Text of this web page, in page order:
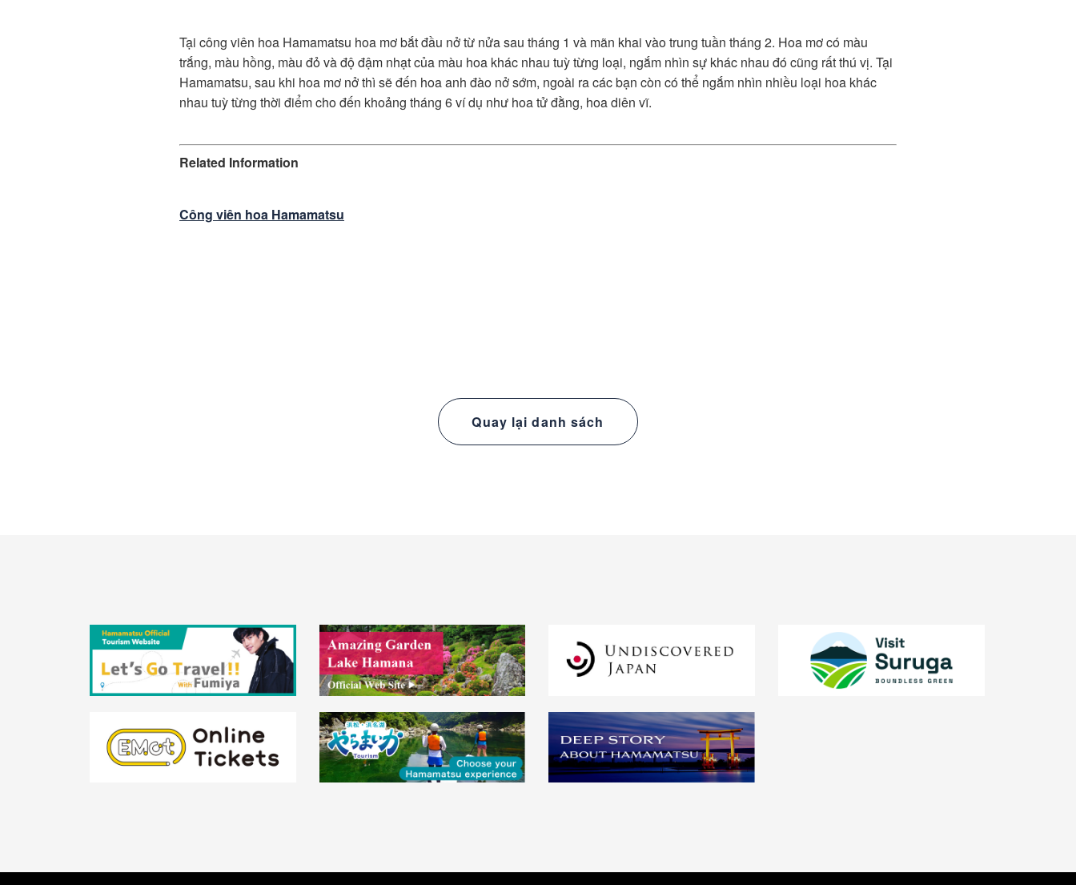
Tại công viên hoa Hamamatsu hoa mơ bắt đầu nở từ nửa sau tháng 1 và mãn khai vào trung tuần tháng 2. Hoa mơ có màu
trắng, màu hồng, màu đỏ và độ đậm nhạt của màu hoa khác nhau tuỳ từng loại, ngắm nhìn sự khác nhau đó cũng rất thú vị. Tại
Hamamatsu, sau khi hoa mơ nở thì sẽ đến hoa anh đào nở sớm, ngoài ra các bạn còn có thể ngắm nhìn nhiều loại hoa khác
nhau tuỳ từng thời điểm cho đến khoảng tháng 6 ví dụ như hoa tử đằng, hoa diên vĩ.
Related Information
Công viên hoa Hamamatsu
Quay lại danh sách